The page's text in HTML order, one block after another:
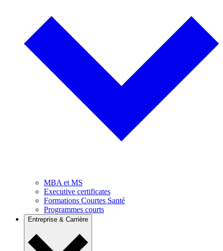
MBA et MS
Executive certificates
Formations Courtes Santé
Programmes courts
Entreprise & Carrière